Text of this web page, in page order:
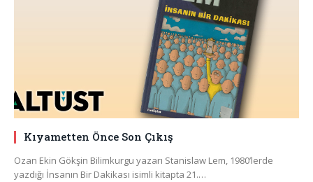
Kıyametten Önce Son Çıkış
Ozan Ekin Gökşin Bilimkurgu yazarı Stanislaw Lem, 1980’lerde
yazdığı İnsanın Bir Dakikası isimli kitapta 21.…